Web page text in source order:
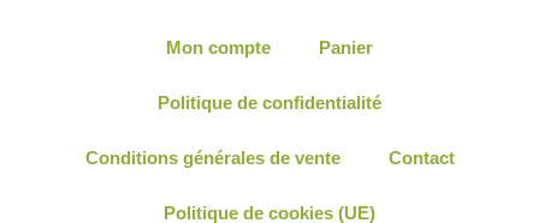
Mon compte Panier
Politique de confidentialité
Conditions générales de vente Contact
Politique de cookies (UE)